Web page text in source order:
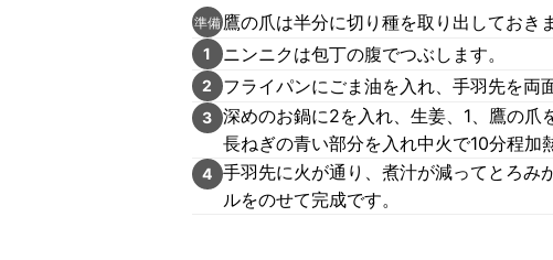
準備 鷹の爪は半分に切り種を取り出しておき
1 ニンニクは包丁の腹でつぶします。
2 フライパンにごま油を入れ、手羽先を両
3 深めのお鍋に2を入れ、生姜、1、鷹の爪
長ねぎの青い部分を入れ中火で10分程加
4 手羽先に火が通り、煮汁が減ってとろみ
ルをのせて完成です。